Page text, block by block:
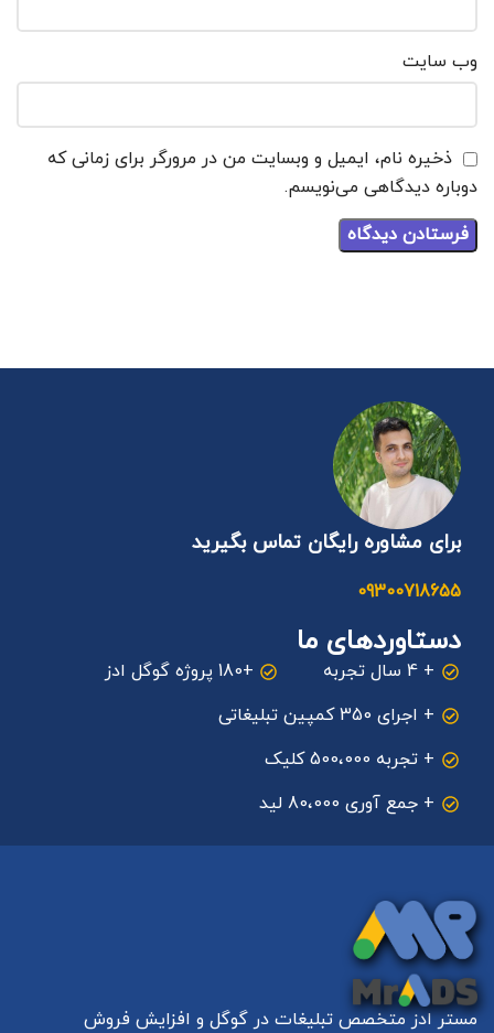
وب‌ سایت
ذخیره نام، ایمیل و وبسایت من در مرورگر برای زمانی که
دوباره دیدگاهی می‌نویسم.
برای مشاوره رایگان تماس بگیرید
09300718655
دستاوردهای ما
+ 4 سال تجربه
+180 پروژه گوگل ادز
+ اجرای 350 کمپین تبلیغاتی
+ تجربه 500،000 کلیک
+ جمع آوری 80،000 لید
مستر ادز متخصص تبلیغات در گوگل و افزایش فروش